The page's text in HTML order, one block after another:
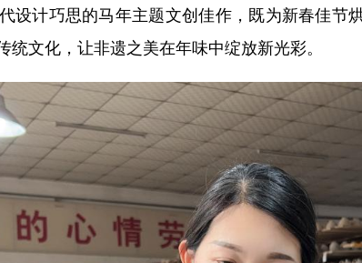
设计巧思的马年主题文创佳作，既为新春佳节
统文化，让非遗之美在年味中绽放新光彩。